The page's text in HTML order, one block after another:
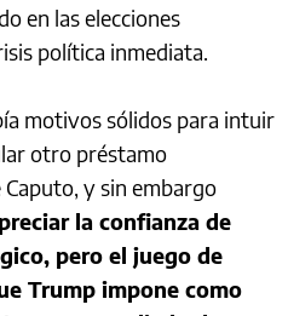
en las elecciones
política inmediata.
motivos sólidos para intuir
otro préstamo
y sin embargo
la confianza de
pero el juego de
Trump impone como